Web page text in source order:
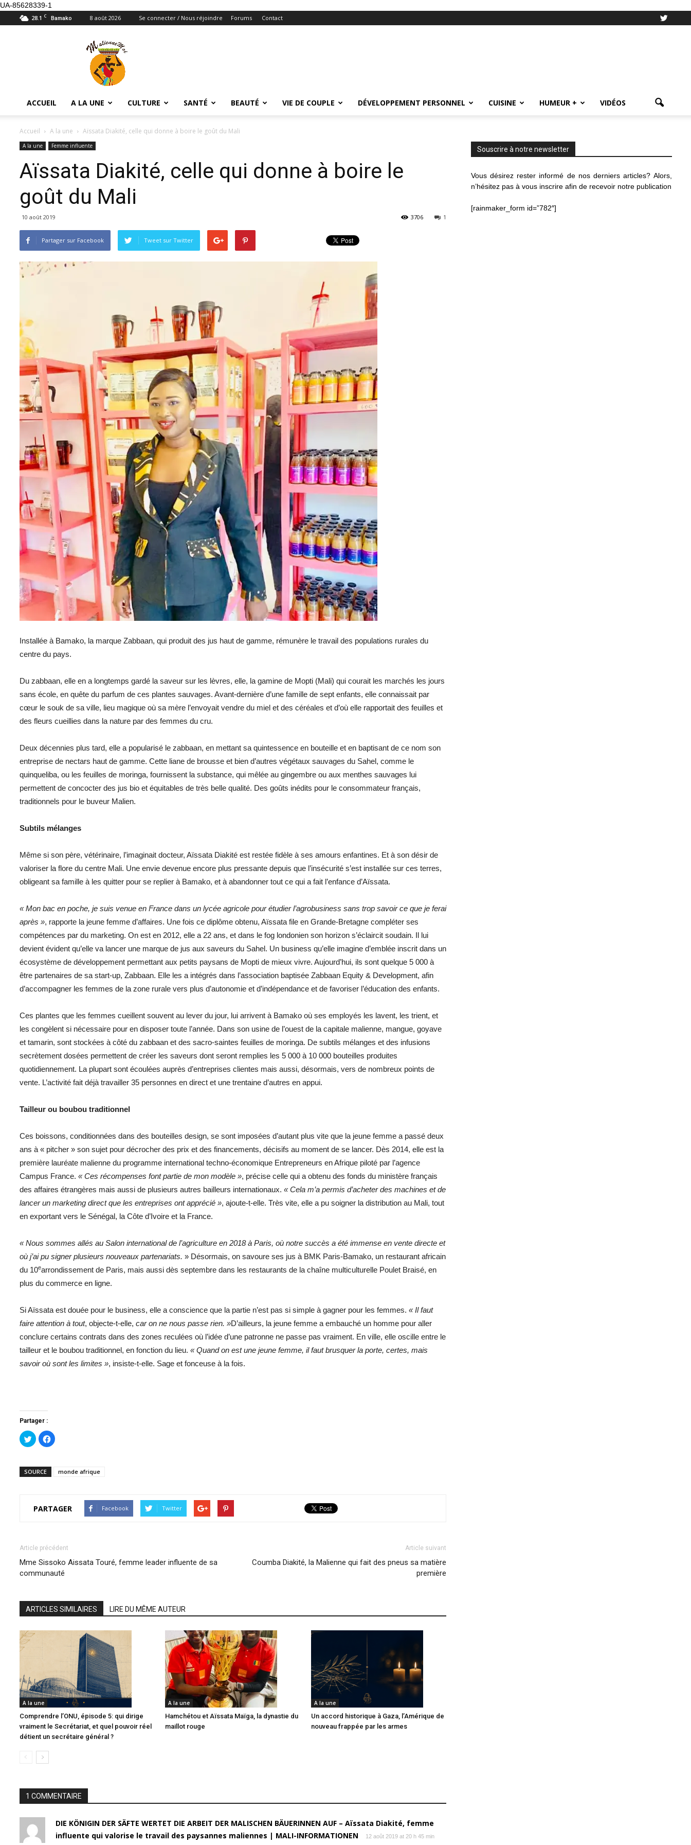
UA-85628339-1
28.1 C Bamako 8 août 2026 Se connecter / Nous réjoindre Forums Contact
Maliennemoi
ACCUEIL A LA UNE CULTURE SANTÉ BEAUTÉ VIE DE COUPLE DÉVELOPPEMENT PERSONNEL CUISINE HUMEUR + VIDÉOS
Accueil A la une Aïssata Diakité, celle qui donne à boire le goût du Mali
A la une Femme influente
Aïssata Diakité, celle qui donne à boire le
goût du Mali
10 août 2019 1
3706
Partager sur Facebook Tweet sur ​​Twitter
Installée à Bamako, la marque Zabbaan, qui produit des jus haut de gamme, rémunère le travail des populations rurales du
centre du pays.
Du zabbaan, elle en a longtemps gardé la saveur sur les lèvres, elle, la gamine de Mopti (Mali) qui courait les marchés les jours
sans école, en quête du parfum de ces plantes sauvages. Avant-dernière d’une famille de sept enfants, elle connaissait par
cœur le souk de sa ville, lieu magique où sa mère l’envoyait vendre du miel et des céréales et d’où elle rapportait des feuilles et
des fleurs cueillies dans la nature par des femmes du cru.
Deux décennies plus tard, elle a popularisé le zabbaan, en mettant sa quintessence en bouteille et en baptisant de ce nom son
entreprise de nectars haut de gamme. Cette liane de brousse et bien d’autres végétaux sauvages du Sahel, comme le
quinqueliba, ou les feuilles de moringa, fournissent la substance, qui mêlée au gingembre ou aux menthes sauvages lui
permettent de concocter des jus bio et équitables de très belle qualité. Des goûts inédits pour le consommateur français,
traditionnels pour le buveur Malien.
Subtils mélanges
Même si son père, vétérinaire, l’imaginait docteur, Aïssata Diakité est restée fidèle à ses amours enfantines. Et à son désir de
valoriser la flore du centre Mali. Une envie devenue encore plus pressante depuis que l’insécurité s’est installée sur ces terres,
obligeant sa famille à les quitter pour se replier à Bamako, et à abandonner tout ce qui a fait l’enfance d’Aïssata.
« Mon bac en poche, je suis venue en France dans un lycée agricole pour étudier l’agrobusiness sans trop savoir ce que je ferai
après », rapporte la jeune femme d’affaires. Une fois ce diplôme obtenu, Aïssata file en Grande-Bretagne compléter ses
compétences par du marketing. On est en 2012, elle a 22 ans, et dans le fog londonien son horizon s’éclaircit soudain. Il lui
devient évident qu’elle va lancer une marque de jus aux saveurs du Sahel. Un business qu’elle imagine d’emblée inscrit dans un
écosystème de développement permettant aux petits paysans de Mopti de mieux vivre. Aujourd’hui, ils sont quelque 5 000 à
être partenaires de sa start-up, Zabbaan. Elle les a intégrés dans l’association baptisée Zabbaan Equity & Development, afin
d’accompagner les femmes de la zone rurale vers plus d’autonomie et d’indépendance et de favoriser l’éducation des enfants.
Ces plantes que les femmes cueillent souvent au lever du jour, lui arrivent à Bamako où ses employés les lavent, les trient, et
les congèlent si nécessaire pour en disposer toute l’année. Dans son usine de l’ouest de la capitale malienne, mangue, goyave
et tamarin, sont stockées à côté du zabbaan et des sacro-saintes feuilles de moringa. De subtils mélanges et des infusions
secrètement dosées permettent de créer les saveurs dont seront remplies les 5 000 à 10 000 bouteilles produites
quotidiennement. La plupart sont écoulées auprès d’entreprises clientes mais aussi, désormais, vers de nombreux points de
vente. L’activité fait déjà travailler 35 personnes en direct et une trentaine d’autres en appui.
Tailleur ou boubou traditionnel
Ces boissons, conditionnées dans des bouteilles design, se sont imposées d’autant plus vite que la jeune femme a passé deux
ans à « pitcher » son sujet pour décrocher des prix et des financements, décisifs au moment de se lancer. Dès 2014, elle est la
première lauréate malienne du programme international techno-économique Entrepreneurs en Afrique piloté par l’agence
Campus France. « Ces récompenses font partie de mon modèle », précise celle qui a obtenu des fonds du ministère français
des affaires étrangères mais aussi de plusieurs autres bailleurs internationaux. « Cela m’a permis d’acheter des machines et de
lancer un marketing direct que les entreprises ont apprécié », ajoute-t-elle. Très vite, elle a pu soigner la distribution au Mali, tout
en exportant vers le Sénégal, la Côte d’Ivoire et la France.
« Nous sommes allés au Salon international de l’agriculture en 2018 à Paris, où notre succès a été immense en vente directe et
où j’ai pu signer plusieurs nouveaux partenariats. » Désormais, on savoure ses jus à BMK Paris-Bamako, un restaurant africain
du 10earrondissement de Paris, mais aussi dès septembre dans les restaurants de la chaîne multiculturelle Poulet Braisé, en
plus du commerce en ligne.
Si Aïssata est douée pour le business, elle a conscience que la partie n’est pas si simple à gagner pour les femmes. « Il faut
faire attention à tout, objecte-t-elle, car on ne nous passe rien. »D’ailleurs, la jeune femme a embauché un homme pour aller
conclure certains contrats dans des zones reculées où l’idée d’une patronne ne passe pas vraiment. En ville, elle oscille entre le
tailleur et le boubou traditionnel, en fonction du lieu. « Quand on est une jeune femme, il faut brusquer la porte, certes, mais
savoir où sont les limites », insiste-t-elle. Sage et fonceuse à la fois.
Partager :
Cliquez
pour
partager
dans
une
Cliquez
pour
dans
une
SOURCE monde afrique
PARTAGER Facebook Twitter
Article précédent
Mme Sissoko Aissata Touré, femme leader influente de sa
communauté
Article suivant
Coumba Diakité, la Malienne qui fait des pneus sa matière
première
ARTICLES SIMILAIRES LIRE DU MÊME AUTEUR
A la une
Comprendre l’ONU, épisode 5: qui dirige
vraiment le Secrétariat, et quel pouvoir réel
détient un secrétaire général ?
A la une
Hamchétou et Aïssata Maïga, la dynastie du
maillot rouge
A la une
Un accord historique à Gaza, l’Amérique de
nouveau frappée par les armes
1 COMMENTAIRE
DIE KÖNIGIN DER SÄFTE WERTET DIE ARBEIT DER MALISCHEN BÄUERINNEN AUF – Aïssata Diakité, femme
influente qui valorise le travail des paysannes maliennes | MALI-INFORMATIONEN
12 août 2019 at 20 h 45 min
Souscrire à notre newsletter
Vous désirez rester informé de nos derniers articles? Alors,
n’hésitez pas à vous inscrire afin de recevoir notre publication
[rainmaker_form id=”782″]